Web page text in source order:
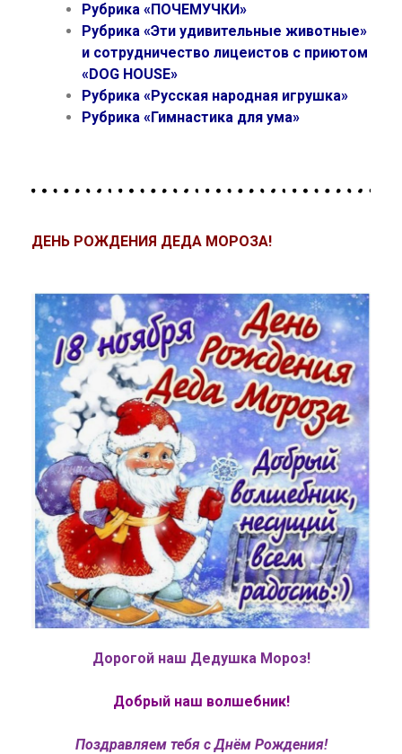
Рубрика «ПОЧЕМУЧКИ»
Рубрика «Эти удивительные животные»
и сотрудничество лицеистов с приютом
«DOG HOUSE»
Рубрика «Русская народная игрушка»
Рубрика «Гимнастика для ума»
ДЕНЬ РОЖДЕНИЯ ДЕДА МОРОЗА!
Дорогой наш Дедушка Мороз!
Добрый наш волшебник!
Поздравляем тебя с Днём Рождения!